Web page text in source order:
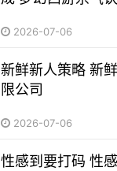
2026-07-06
新鲜新人策略 新
限公司
2026-07-06
性感到要打码 性